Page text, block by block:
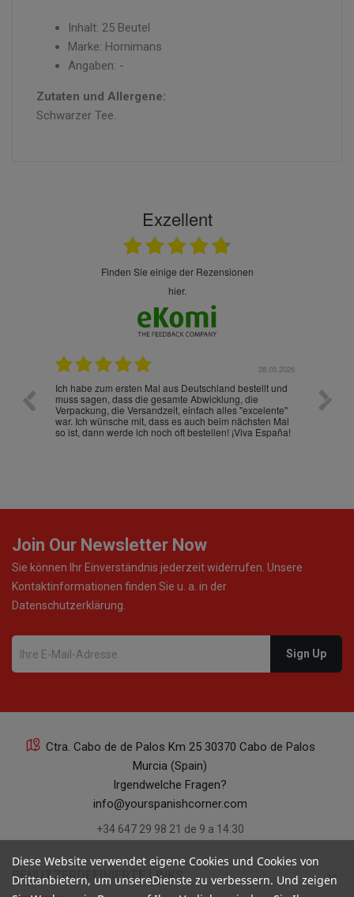
Inhalt: 25 Beutel
Marke: Hornimans
Angaben: -
Zutaten und Allergene:
Schwarzer Tee.
Exzellent
finden Sie einige der Rezensionen
hier.
28.05.2026
Ich habe zum ersten Mal aus Deutschland bestellt und
muss sagen, dass die gesamte Abwicklung, die
Verpackung, die Versandzeit, einfach alles "excelente"
war. Ich wünsche mit, dass es auch beim nächsten Mal
so ist, dann werde ich noch oft bestellen! ¡Viva España!
Die
gut
ist
Join Our Newsletter Now
Sie können Ihr Einverständnis jederzeit widerrufen. Unsere
Kontaktinformationen finden Sie u. a. in der
Datenschutzerklärung.
Ctra. Cabo de de Palos Km 25 30370 Cabo de Palos
Murcia (Spain)
Irgendwelche Fragen?
info@yourspanishcorner.com
+34 647 29 98 21 de 9 a 14:30
BENUTZERDEFINIERTE LINKS keyboard_arrow_down
Diese Website verwendet eigene Cookies und Cookies von
Drittanbietern, um unsereDienste zu verbessern. Und zeigen